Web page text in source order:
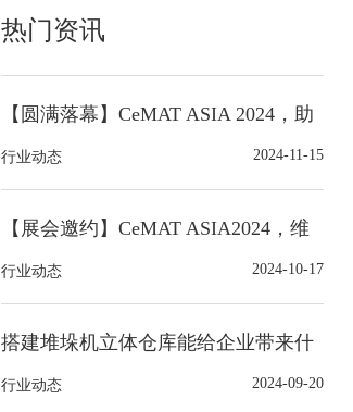
热门资讯
【圆满落幕】CeMAT ASIA 2024，助
力智能仓储物流自动化仓储！
行业动态 2024-11-15
【展会邀约】CeMAT ASIA2024，维
暻物流科技邀您共赴展会现场！
行业动态 2024-10-17
搭建堆垛机立体仓库能给企业带来什
么好处？
行业动态 2024-09-20